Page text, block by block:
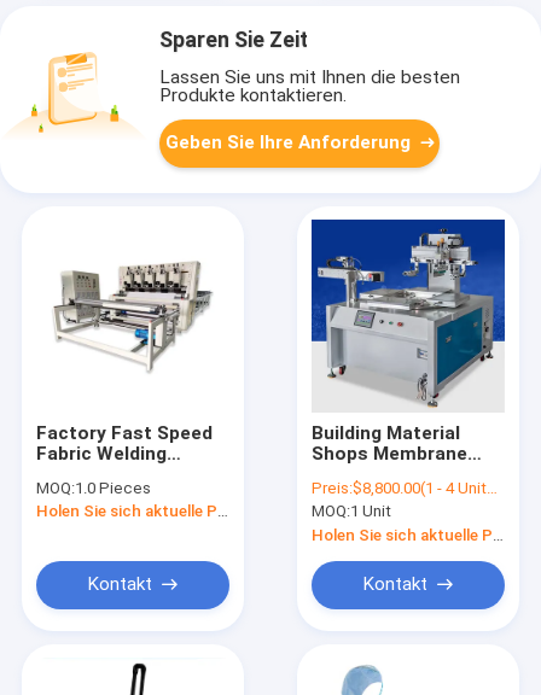
Sparen Sie Zeit
Lassen Sie uns mit Ihnen die besten
Produkte kontaktieren.
Geben Sie Ihre Anforderung
Factory Fast Speed ​​
Fabric Welding
Bonding Machine For
Non Woven PE
MOQ:1.0 Pieces
Holen Sie sich aktuelle Preis
Kontakt
Building Material
Shops Membrane
Screen Printing
Printer With 6-
Station Turntable
Screen Printer
Preis:$8,800.00(1 - 4 Units) $8,500.00(5 - 9 Units) $8,000.00(>=10 Units)
MOQ:1 Unit
Kontakt